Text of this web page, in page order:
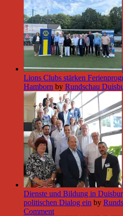
Lions Clubs stärken
Hamborn by Rundschau
Dienste und Bildung in
politischen Dialog ein by
Comment